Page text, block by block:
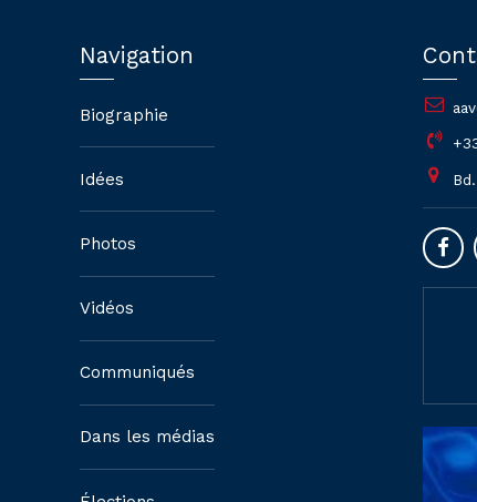
Navigation
Biographie
Idées
Photos
Vidéos
Communiqués
Dans les médias